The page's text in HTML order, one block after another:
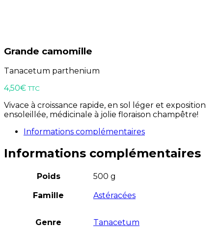
Grande camomille
Tanacetum parthenium
4,50€ TTC
Vivace à croissance rapide, en sol léger et exposition
ensoleillée, médicinale à jolie floraison champêtre!
Informations complémentaires
Informations complémentaires
Poids 500 g
Famille Astéracées
Genre Tanacetum